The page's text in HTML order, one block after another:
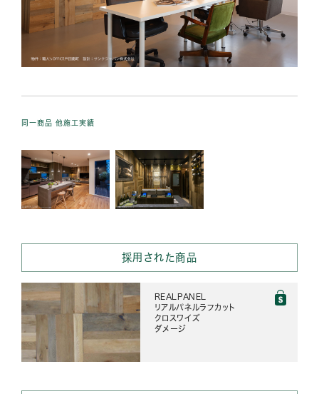
採用された商品
REALPANEL
リアルパネルラフカット
クロスワイズ
ダメージ
同一商品 他施工実績